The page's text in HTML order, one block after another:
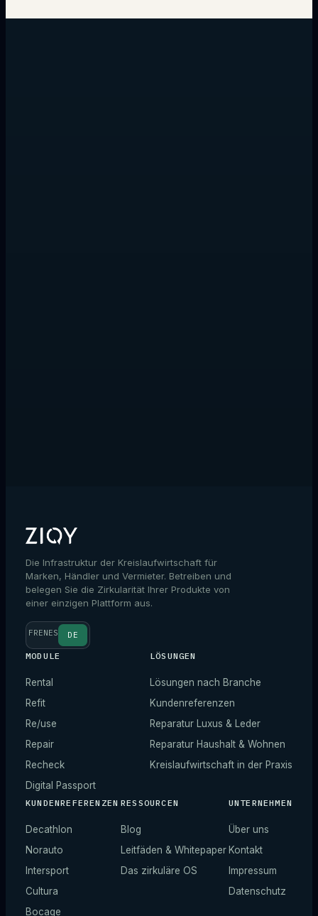
Die Infrastruktur der Kreislaufwirtschaft für
Marken, Händler und Vermieter. Betreiben und
belegen Sie die Zirkularität Ihrer Produkte von
einer einzigen Plattform aus.
FRENES DE
MODULE
Rental
Refit
Re/use
Repair
Recheck
Digital Passport
LÖSUNGEN
Lösungen nach Branche
Kundenreferenzen
Reparatur Luxus & Leder
Reparatur Haushalt & Wohnen
Kreislaufwirtschaft in der Praxis
KUNDENREFERENZEN
Decathlon
Norauto
Intersport
Cultura
Bocage
RESSOURCEN
Blog
Leitfäden & Whitepaper
Das zirkuläre OS
UNTERNEHMEN
Über uns
Kontakt
Impressum
Datenschutz